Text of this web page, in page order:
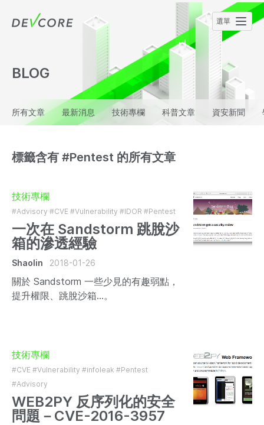
BLOG
所有文章 最新消息 技術專欄 科普文章 資安新聞
標籤含有 #Pentest 的所有文章
技術專欄
#Advisory #CVE #Vulnerability #IDOR #Pentest
一次在 Sandstorm 跳脫沙
箱的滲透經驗
Shaolin 2018-01-26
關於 Sandstorm 一些少見的有趣弱點，
提升權限、跳脫沙箱...。
技術專欄
#CVE #Vulnerability #infoleak #Pentest
#Advisory
WEB2PY 反序列化的安全
問題－CVE-2016-3957